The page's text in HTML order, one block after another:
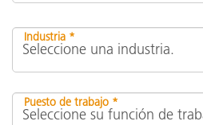
Industria *
Puesto de trabajo *